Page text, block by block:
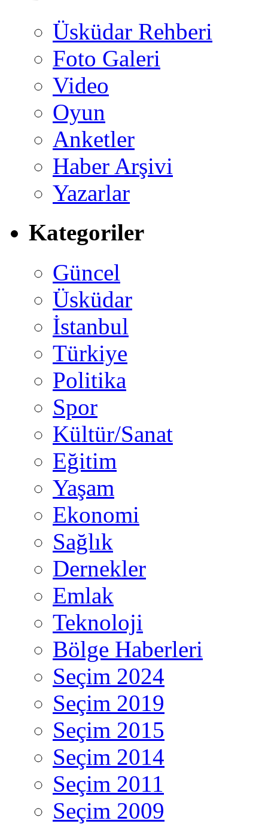
Üsküdar Rehberi
Foto Galeri
Video
Oyun
Anketler
Haber Arşivi
Yazarlar
Kategoriler
Güncel
Üsküdar
İstanbul
Türkiye
Politika
Spor
Kültür/Sanat
Eğitim
Yaşam
Ekonomi
Sağlık
Dernekler
Emlak
Teknoloji
Bölge Haberleri
Seçim 2024
Seçim 2019
Seçim 2015
Seçim 2014
Seçim 2011
Seçim 2009